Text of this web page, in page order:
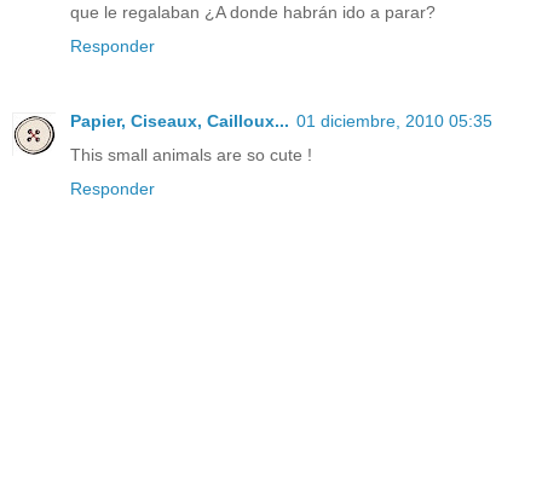
que le regalaban ¿A donde habrán ido a parar?
Responder
Papier, Ciseaux, Cailloux... 01 diciembre, 2010 05:35
This small animals are so cute !
Responder